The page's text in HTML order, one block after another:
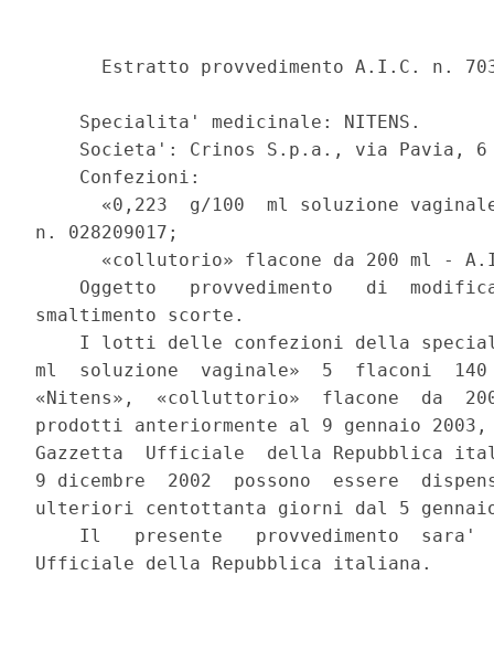
Estratto provvedimento A.I.C. n.
    Specialita' medicinale: NITENS.
Societa': Crinos S.p.a., via Pavia,
    Confezioni:
«0,223  g/100  ml soluzione
n. 028209017;
«collutorio» flacone da 200 ml -
Oggetto   provvedimento   di
smaltimento scorte.
I lotti delle confezioni della
ml  soluzione  vaginale»  5  flaconi
«Nitens»,  «colluttorio»  flacone  da
prodotti anteriormente al 9 gennaio
Gazzetta  Ufficiale  della Repubblica
9 dicembre  2002  possono  essere
ulteriori centottanta giorni dal 5
Il   presente   provvedimento  sara'